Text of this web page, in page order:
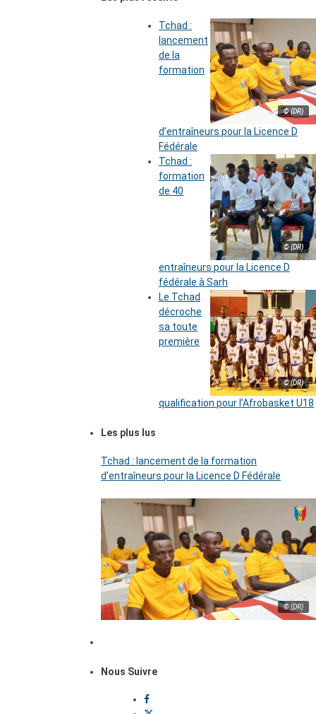
© (DR)
Tchad :
lancement
de la
formation
d’entraîneurs pour la Licence D
Fédérale
© (DR)
Tchad :
formation
de 40
entraîneurs pour la Licence D
fédérale à Sarh
© (DR)
Le Tchad
décroche
sa toute
première
qualification pour l’Afrobasket U18
Les plus lus
Tchad : lancement de la formation
d’entraîneurs pour la Licence D Fédérale
© (DR)
Nous Suivre